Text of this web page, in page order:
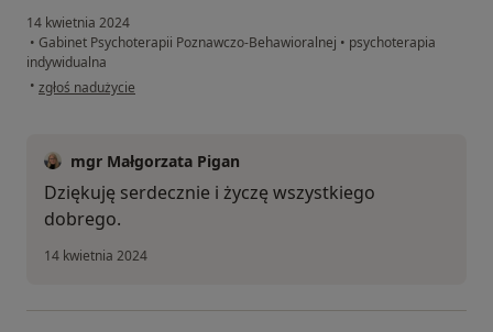
14 kwietnia 2024
• Gabinet Psychoterapii Poznawczo-Behawioralnej • psychoterapia
indywidualna
• w opinii użytkownika Anna
zgłoś nadużycie
mgr Małgorzata Pigan
Dziękuję serdecznie i życzę wszystkiego
dobrego.
14 kwietnia 2024